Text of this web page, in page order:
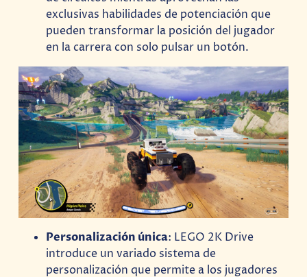
exclusivas habilidades de potenciación que
pueden transformar la posición del jugador
en la carrera con solo pulsar un botón.
Personalización única: LEGO 2K Drive
introduce un variado sistema de
personalización que permite a los jugadores